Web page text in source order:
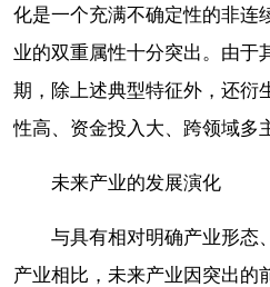
化是一个充满不确定性的非连
业的双重属性十分突出。由于
期，除上述典型特征外，还衍
性高、资金投入大、跨领域多
未来产业的发展演化
与具有相对明确产业形态
产业相比，未来产业因突出的